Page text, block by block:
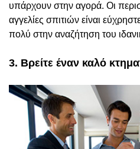
υπάρχουν στην αγορά. Οι
αγγελίες σπιτιών είναι
πολύ στην αναζήτηση του
3. Βρείτε έναν καλό